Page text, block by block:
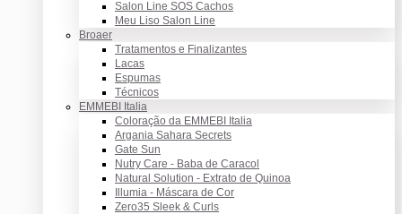
Salon Line SOS Cachos
Meu Liso Salon Line
Broaer
Tratamentos e Finalizantes
Lacas
Espumas
Técnicos
EMMEBI Italia
Coloração da EMMEBI Italia
Argania Sahara Secrets
Gate Sun
Nutry Care - Baba de Caracol
Natural Solution - Extrato de Quinoa
Illumia - Máscara de Cor
Zero35 Sleek & Curls